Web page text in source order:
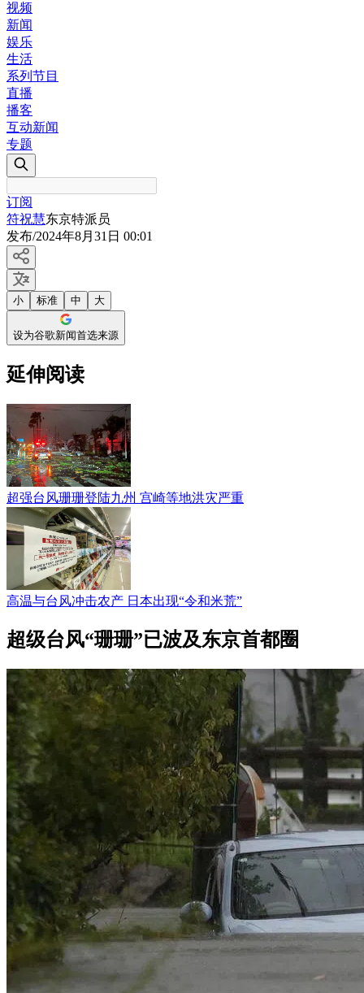
视频
新闻
娱乐
生活
系列节目
直播
播客
互动新闻
专题
订阅
符祝慧东京特派员
发布/2024年8月31日 00:01
小 标准 中 大
设为谷歌新闻首选来源
延伸阅读
超强台风珊珊登陆九州 宫崎等地洪灾严重
高温与台风冲击农产 日本出现“令和米荒”
超级台风“珊珊”已波及东京首都圈